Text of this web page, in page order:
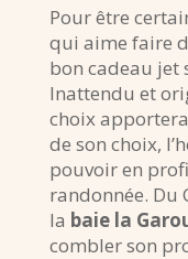
Pour être
qui aime faire
bon cadeau jet
Inattendu et
choix
de son choix,
pouvoir en
randonnée. Du
la baie la
combler son